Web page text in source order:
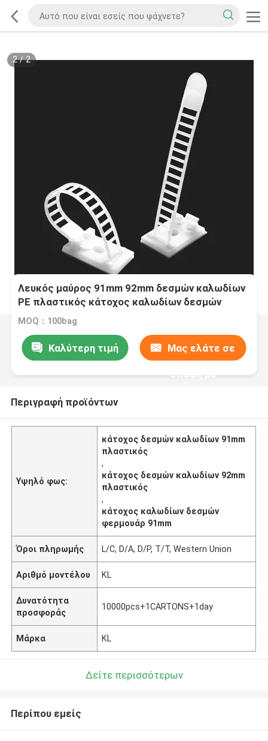
2/2
Λευκός μαύρος 91mm 92mm δεσμών καλωδίων
PE πλαστικός κάτοχος καλωδίων δεσμών
φερμουάρ μήκους κατόχων
MOQ：100bag
Καλύτερη τιμή Μας ελάτε σε
επαφή με
Περιγραφή προϊόντων
Υψηλό φως:
κάτοχος δεσμών καλωδίων 91mm
πλαστικός
,
κάτοχος δεσμών καλωδίων 92mm
πλαστικός
,
κάτοχος καλωδίων δεσμών
φερμουάρ 91mm
Όροι πληρωμής L/C, D/A, D/P, T/T, Western Union
Αριθμό μοντέλου KL
Δυνατότητα
προσφοράς
10000pcs+1CARTONS+1day
Μάρκα KL
Δείτε περισσότερων
Περίπου εμείς